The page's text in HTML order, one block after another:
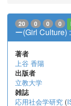
20 0 0 0
ー(Girl Culture)
著者
上谷 香陽
出版者
立教大学
雑誌
応用社会学研究 (